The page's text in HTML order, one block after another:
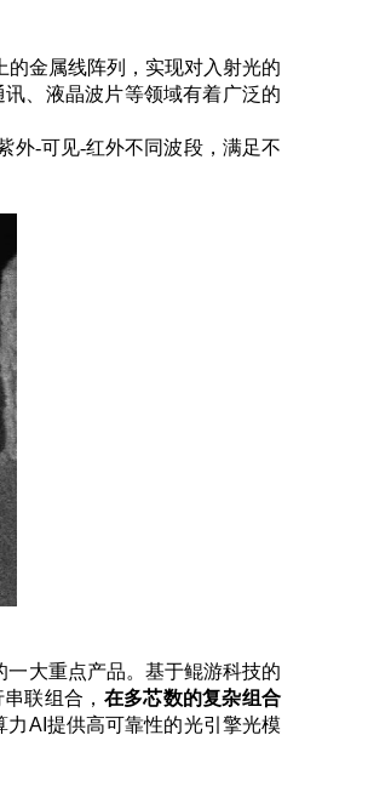
金属线阵列，实现对入射光的
讯、液晶波片等领域有着广泛的
外-可见-红外不同波段，满足不
一大重点产品。 基于鲲游科技的
联组合， 在多芯数的复杂组合
力AI 提供高可靠性的光引擎光模